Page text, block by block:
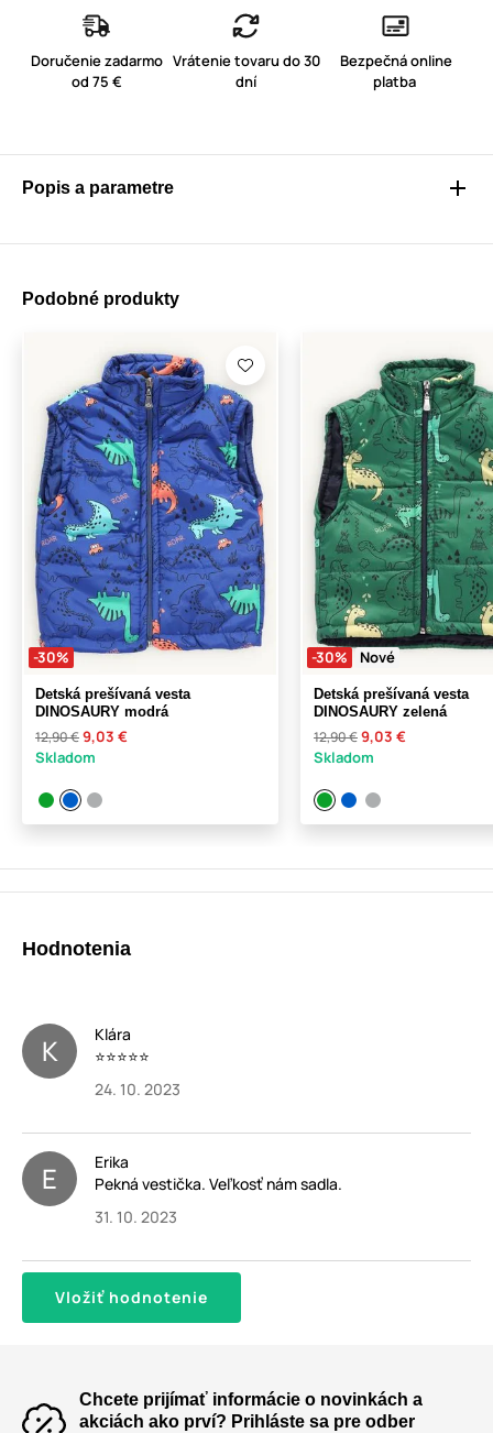
Doručenie zadarmo
od 75 €
Vrátenie tovaru do 30
dní
Bezpečná online
platba
Popis a parametre
Podobné produkty
-30%
Detská prešívaná vesta
DINOSAURY modrá
12,90 €9,03 €
Skladom
-30% Nové
Detská prešívaná vesta
DINOSAURY zelená
12,90 €9,03 €
Skladom
Hodnotenia
K
Klára
⭐⭐⭐⭐⭐
24. 10. 2023
E
Erika
Pekná vestička. Veľkosť nám sadla.
31. 10. 2023
Vložiť hodnotenie
Chcete prijímať informácie o novinkách a
akciách ako prví? Prihláste sa pre odber